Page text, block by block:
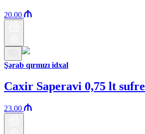
20.00
Şərab qırmızı idxal
Caxir Saperavi 0,75 lt sufre
23.00